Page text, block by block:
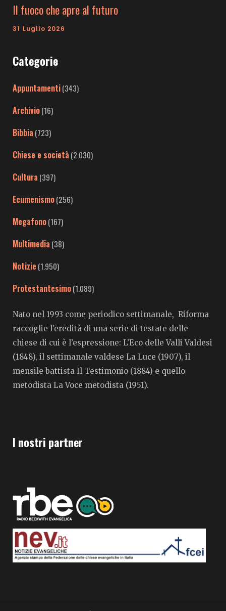
Il fuoco che apre al futuro
31 Luglio 2026
Categorie
Appuntamenti(343)
Archivio(16)
Bibbia (723)
Chiese e società (2.030)
Cultura (397)
Ecumenismo(256)
Megafono(167)
Multimedia (38)
Notizie (1.950)
Protestantesimo(1.089)
Nato nel 1993 come periodico settimanale, Riforma
raccoglie l’eredità di una serie di testate delle
chiese di cui è l’espressione: L’Eco delle Valli Valdesi
(1848), il settimanale valdese La Luce (1907), il
mensile battista Il Testimonio (1884) e quello
metodista La Voce metodista (1951).
I nostri partner